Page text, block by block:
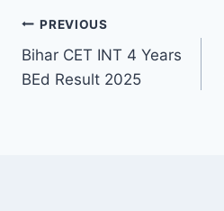
Post
navigation
PREVIOUS
Bihar CET INT 4 Years
BEd Result 2025